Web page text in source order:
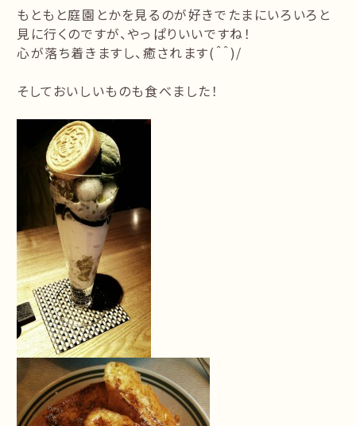
もともと庭園とかを見るのが好きでたまにいろいろと
見に行くのですが、やっぱりいいですね！
心が落ち着きますし、癒されます(＾＾)/
そしておいしいものも食べました！